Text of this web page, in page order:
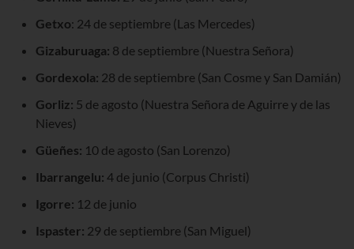
Getxo: 24 de septiembre (Las Mercedes)
Gizaburuaga: 8 de septiembre (Nuestra Señora)
Gordexola: 28 de septiembre (San Cosme y San Damián)
Gorliz: 5 de agosto (Nuestra Señora de Aguirre y de las
Nieves)
Güeñes: 10 de agosto (San Lorenzo)
Ibarrangelu: 4 de junio (Corpus Christi)
Igorre: 12 de junio
Ispaster: 29 de septiembre (San Miguel)